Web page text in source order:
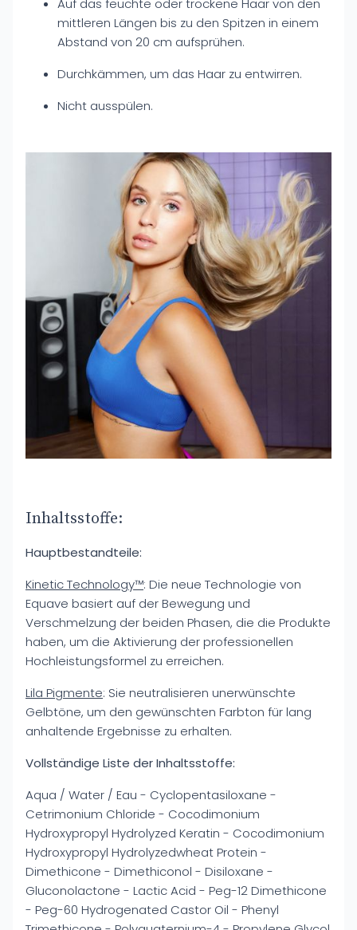
Auf das feuchte oder trockene Haar von den
mittleren Längen bis zu den Spitzen in einem
Abstand von 20 cm aufsprühen.
Durchkämmen, um das Haar zu entwirren.
Nicht ausspülen.
Inhaltsstoffe:
Hauptbestandteile:
Kinetic Technology™: Die neue Technologie von
Equave basiert auf der Bewegung und
Verschmelzung der beiden Phasen, die die Produkte
haben, um die Aktivierung der professionellen
Hochleistungsformel zu erreichen.
Lila Pigmente: Sie neutralisieren unerwünschte
Gelbtöne, um den gewünschten Farbton für lang
anhaltende Ergebnisse zu erhalten.
Vollständige Liste der Inhaltsstoffe:
Aqua / Water / Eau - Cyclopentasiloxane -
Cetrimonium Chloride - Cocodimonium
Hydroxypropyl Hydrolyzed Keratin - Cocodimonium
Hydroxypropyl Hydrolyzedwheat Protein -
Dimethicone - Dimethiconol - Disiloxane -
Gluconolactone - Lactic Acid - Peg-12 Dimethicone
- Peg-60 Hydrogenated Castor Oil - Phenyl